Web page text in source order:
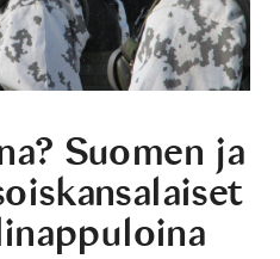
Suomen ja